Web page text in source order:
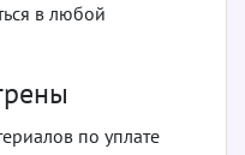
в любой
по уплате